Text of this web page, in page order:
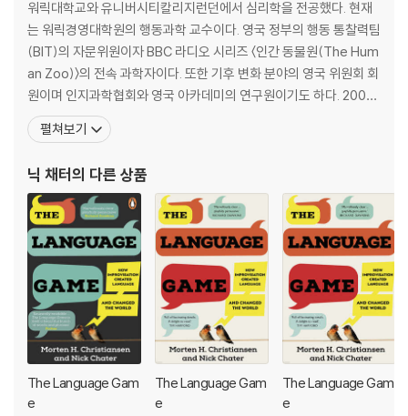
아야 한다는 생각에서 벗어나야 한다. 자신의 내면을 찾는 일은 비효율적
일 뿐이다. 무의식을 버림으로써 우리는 삶을 재구성할 수 있다.
A radical reinterpretation of how your mind works - and w
hy it could change your life
'An astonishing achievement. Nick Chater has blown my
'A total assault on all lingering psychiatric and psychoana
lytic notions of mental depths ... Light the touchpaper an
d stand well back' New Scientist
We all like to think we have a hidden inner life. Most of us assu
me that our beliefs and desires arise from the murky depths o
f our minds, and, if only we could work out how to access this
mysterious world, we could truly understand ourselves. For m
ore than a century, psychologists and psychiatrists have stru
ggled to discover what lies below our mental surface.
워릭대학교와 유니버시티칼리지런던에서 심리학을 전공했다. 현재
는 워릭경영대학원의 행동과학 교수이다. 영국 정부의 행동 통찰력팀
(BIT)의 자문위원이자 BBC 라디오 시리즈 〈인간 동물원(The Hum
an Zoo)〉의 전속 과학자이다. 또한 기후 변화 분야의 영국 위원회 회
원이며 인지과학협회와 영국 아카데미의 연구원이기도 하다. 200개
가 넘는 출판물을 냈으며 심리 연구 부문에서 4개의 상을 받았다. 인
지과학, 심리학 관련 여러 과학 저널의 부편집장을 역임했다. 저서로
력(Empiricism and Langu
펼쳐보기
닉 채터의 다른 상품
The Language Gam
e
The Language Gam
e
The Language Gam
e